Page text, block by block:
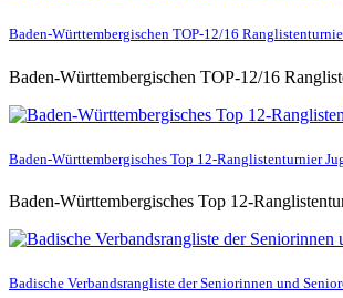
Baden-Württembergischen TOP-12/16
Baden-Württembergischen TOP-12/16
Baden-Württembergisches Top 12-Ranglistenturnier
Baden-Württembergisches Top 12-
Badische Verbandsrangliste der Seniorinnen und